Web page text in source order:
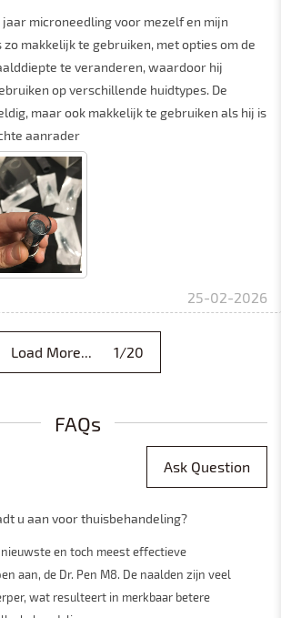
microneedling voor mezelf en mijn
zo makkelijk te gebruiken, met opties om de
te veranderen, waardoor hij
op verschillende huidtypes. De
maar ook makkelijk te gebruiken als hij is
aanrader
25-02-2026
Load More... 1/20
FAQs
Ask Question
u aan voor thuisbehandeling?
en toch meest effectieve
aan, de Dr. Pen M8. De naalden zijn veel
wat resulteert in merkbaar betere